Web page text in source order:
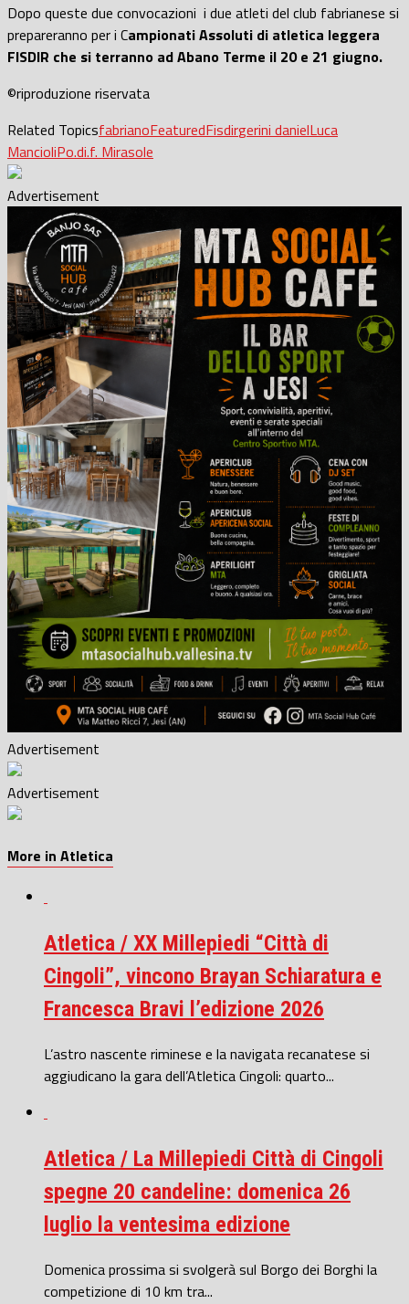
Dopo queste due convocazioni i due atleti del club fabrianese si
prepareranno per i Campionati Assoluti di atletica leggera
FISDIR che si terranno ad Abano Terme il 20 e 21 giugno.
©riproduzione riservata
Related TopicsfabrianoFeaturedFisdirgerini danielLuca
MancioliPo.di.f. Mirasole
Advertisement
Advertisement
Advertisement
More in Atletica
Atletica / XX Millepiedi “Città di
Cingoli”, vincono Brayan Schiaratura e
Francesca Bravi l’edizione 2026
L’astro nascente riminese e la navigata recanatese si
aggiudicano la gara dell’Atletica Cingoli: quarto...
Atletica / La Millepiedi Città di Cingoli
spegne 20 candeline: domenica 26
luglio la ventesima edizione
Domenica prossima si svolgerà sul Borgo dei Borghi la
competizione di 10 km tra...